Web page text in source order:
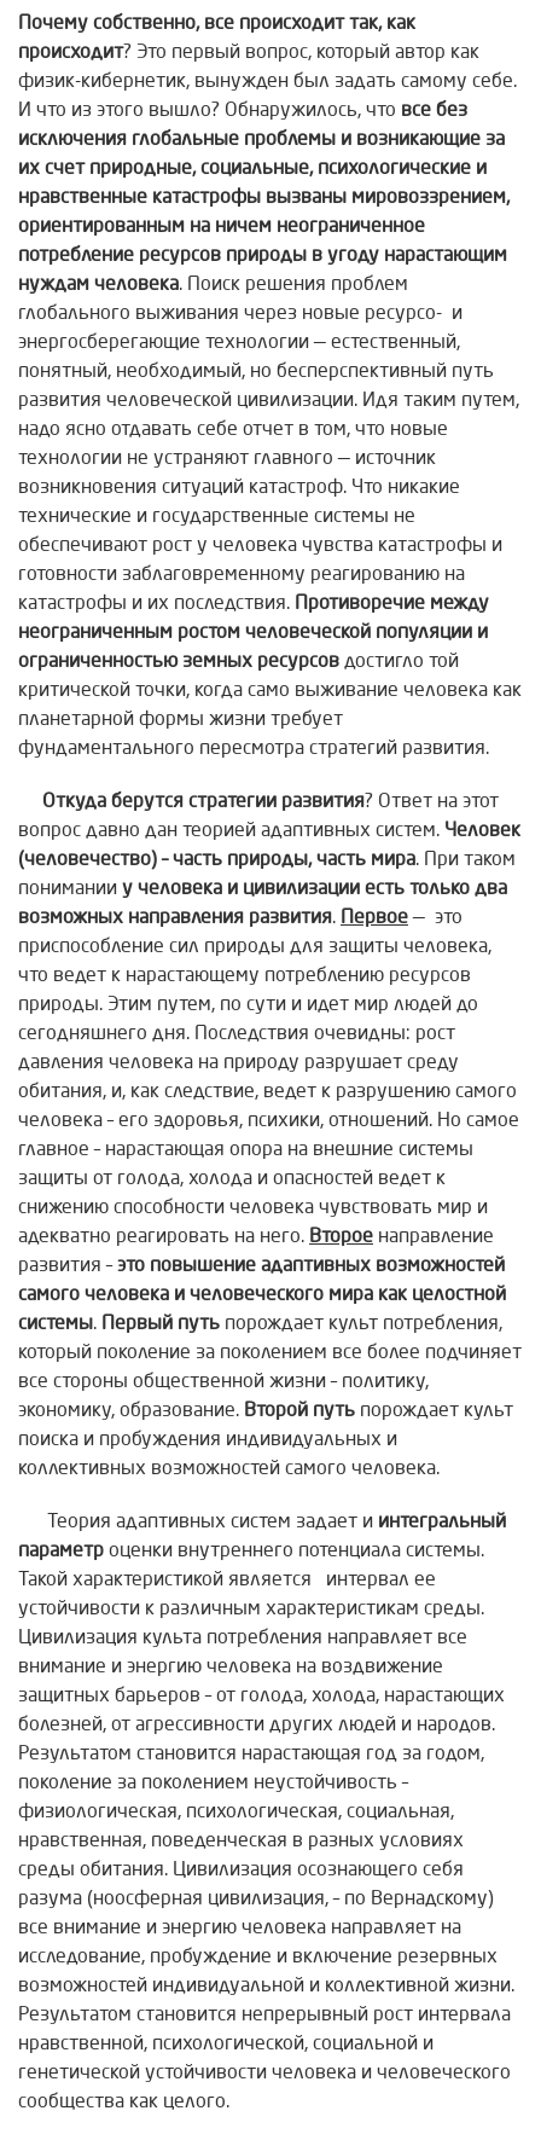
Почему собственно, все происходит так, как
происходит? Это первый вопрос, который автор как
физик-кибернетик, вынужден был задать самому себе.
И что из этого вышло? Обнаружилось, что все без
исключения глобальные проблемы и возникающие за
их счет природные, социальные, психологические и
нравственные катастрофы вызваны мировоззрением,
ориентированным на ничем неограниченное
потребление ресурсов природы в угоду нарастающим
нуждам человека. Поиск решения проблем
глобального выживания через новые ресурсо- и
энергосберегающие технологии — естественный,
понятный, необходимый, но бесперспективный путь
развития человеческой цивилизации. Идя таким путем,
надо ясно отдавать себе отчет в том, что новые
технологии не устраняют главного — источник
возникновения ситуаций катастроф. Что никакие
технические и государственные системы не
обеспечивают рост у человека чувства катастрофы и
готовности заблаговременному реагированию на
катастрофы и их последствия. Противоречие между
неограниченным ростом человеческой популяции и
ограниченностью земных ресурсов достигло той
критической точки, когда само выживание человека как
планетарной формы жизни требует
фундаментального пересмотра стратегий развития.
Откуда берутся стратегии развития? Ответ на этот
вопрос давно дан теорией адаптивных систем. Человек
(человечество) – часть природы, часть мира. При таком
понимании у человека и цивилизации есть только два
возможных направления развития. Первое — это
приспособление сил природы для защиты человека,
что ведет к нарастающему потреблению ресурсов
природы. Этим путем, по сути и идет мир людей до
сегодняшнего дня. Последствия очевидны: рост
давления человека на природу разрушает среду
обитания, и, как следствие, ведет к разрушению самого
человека – его здоровья, психики, отношений. Но самое
главное – нарастающая опора на внешние системы
защиты от голода, холода и опасностей ведет к
снижению способности человека чувствовать мир и
адекватно реагировать на него. Второе направление
развития –это повышение адаптивных возможностей
самого человека и человеческого мира как целостной
системы. Первый путь порождает культ потребления,
который поколение за поколением все более подчиняет
все стороны общественной жизни – политику,
экономику, образование. Второй путь порождает культ
поиска и пробуждения индивидуальных и
коллективных возможностей самого человека.
Теория адаптивных систем задает и интегральный
параметр оценки внутреннего потенциала системы.
Такой характеристикой является интервал ее
устойчивости к различным характеристикам среды.
Цивилизация культа потребления направляет все
внимание и энергию человека на воздвижение
защитных барьеров – от голода, холода, нарастающих
болезней, от агрессивности других людей и народов.
Результатом становится нарастающая год за годом,
поколение за поколением неустойчивость –
физиологическая, психологическая, социальная,
нравственная, поведенческая в разных условиях
среды обитания. Цивилизация осознающего себя
разума (ноосферная цивилизация, – по Вернадскому)
все внимание и энергию человека направляет на
исследование, пробуждение и включение резервных
возможностей индивидуальной и коллективной жизни.
Результатом становится непрерывный рост интервала
нравственной, психологической, социальной и
генетической устойчивости человека и человеческого
сообщества как целого.